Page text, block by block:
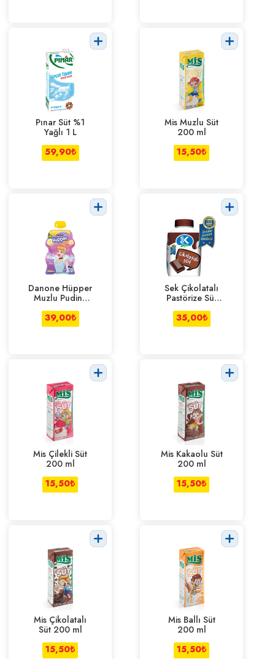
Pınar Süt %1
Yağlı 1 L
59,90₺
Mis Muzlu Süt
200 ml
15,50₺
Danone Hüpper
Muzlu Puding
70 g
39,00₺
Sek Çikolatalı
Pastörize Süt
200 ml
35,00₺
Mis Çilekli Süt
200 ml
15,50₺
Mis Kakaolu Süt
200 ml
15,50₺
Mis Çikolatalı
Süt 200 ml
15,50₺
Mis Ballı Süt
200 ml
15,50₺